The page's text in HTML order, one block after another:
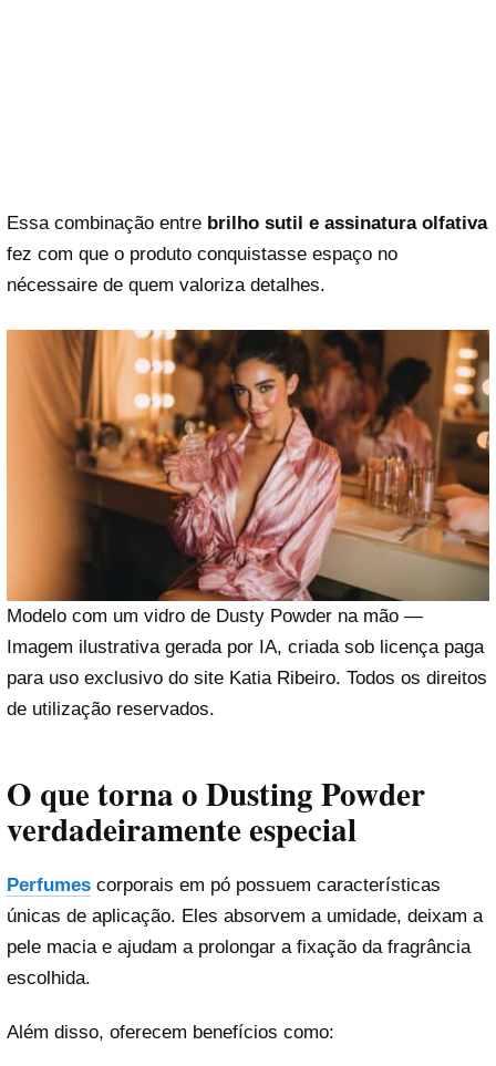
Essa combinação entre brilho sutil e assinatura olfativa
fez com que o produto conquistasse espaço no
nécessaire de quem valoriza detalhes.
Modelo com um vidro de Dusty Powder na mão —
Imagem ilustrativa gerada por IA, criada sob licença paga
para uso exclusivo do site Katia Ribeiro. Todos os direitos
de utilização reservados.
O que torna o Dusting Powder
verdadeiramente especial
Perfumes corporais em pó possuem características
únicas de aplicação. Eles absorvem a umidade, deixam a
pele macia e ajudam a prolongar a fixação da fragrância
escolhida.
Além disso, oferecem benefícios como: